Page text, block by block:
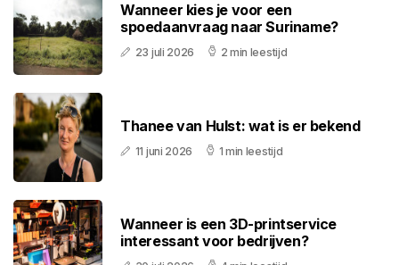
Wanneer kies je voor een
spoedaanvraag naar Suriname?
23 juli 2026 2 min leestijd
Thanee van Hulst: wat is er bekend
11 juni 2026 1 min leestijd
Wanneer is een 3D-printservice
interessant voor bedrijven?